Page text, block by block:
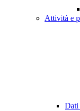
Attività e
Dati